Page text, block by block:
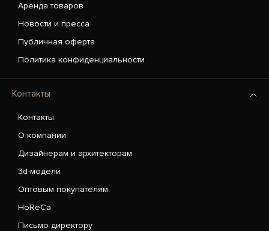
Аренда товаров
Новости и пресса
Публичная оферта
Политика конфиденциальности
Контакты
Контакты
О компании
Дизайнерам и архитекторам
3d-модели
Оптовым покупателям
HoReCa
Письмо директору